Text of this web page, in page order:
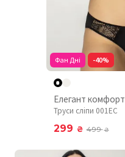
Фан Дні -40%
Елегант комфорт
Труси сліпи 001EC
299 ₴ 499₴